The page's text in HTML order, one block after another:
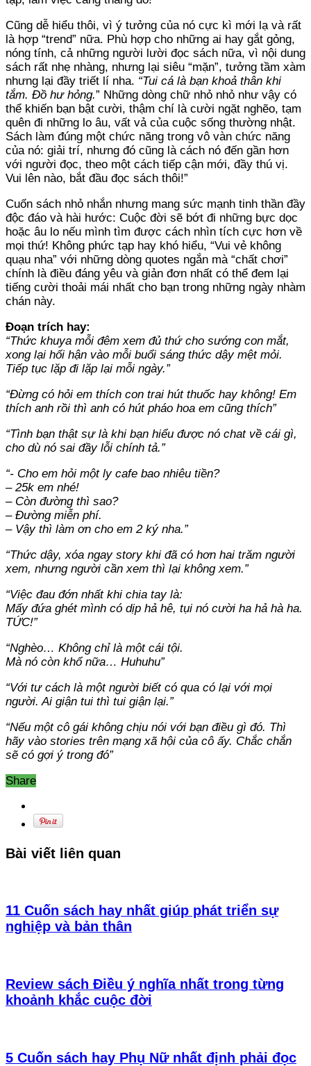
Cũng dễ hiểu thôi, vì ý tưởng của nó cực kì mới lạ và rất
là hợp “trend” nữa. Phù hợp cho những ai hay gắt gỏng,
nóng tính, cả những người lười đọc sách nữa, vì nội dung
sách rất nhẹ nhàng, nhưng lại siêu “mặn”, tưởng tầm xàm
nhưng lại đầy triết lí nha. “Tui cá là bạn khoả thân khi
tắm. Đồ hư hỏng.” Những dòng chữ nhỏ nhỏ như vậy có
thể khiến bạn bật cười, thậm chí là cười ngặt nghẽo, tạm
quên đi những lo âu, vất vả của cuộc sống thường nhật.
Sách làm đúng một chức năng trong vô vàn chức năng
của nó: giải trí, nhưng đó cũng là cách nó đến gần hơn
với người đọc, theo một cách tiếp cận mới, đầy thú vị.
Vui lên nào, bắt đầu đọc sách thôi!”
Cuốn sách nhỏ nhắn nhưng mang sức mạnh tinh thần đầy
độc đáo và hài hước: Cuộc đời sẽ bớt đi những bực dọc
hoặc âu lo nếu mình tìm được cách nhìn tích cực hơn về
mọi thứ! Không phức tạp hay khó hiểu, “Vui vẻ không
quạu nha” với những dòng quotes ngắn mà “chất chơi”
chính là điều đáng yêu và giản đơn nhất có thể đem lại
tiếng cười thoải mái nhất cho bạn trong những ngày nhàm
chán này.
Đoạn trích hay:
“Thức khuya mỗi đêm xem đủ thứ cho sướng con mắt,
xong lại hối hận vào mỗi buổi sáng thức dậy mệt mỏi.
Tiếp tục lặp đi lặp lại mỗi ngày.”
“Đừng có hỏi em thích con trai hút thuốc hay không! Em
thích anh rồi thì anh có hút pháo hoa em cũng thích”
“Tình bạn thật sự là khi bạn hiểu được nó chat về cái gì,
cho dù nó sai đầy lỗi chính tả.”
“- Cho em hỏi một ly cafe bao nhiêu tiền?
– 25k em nhé!
– Còn đường thì sao?
– Đường miễn phí.
– Vậy thì làm ơn cho em 2 ký nha.”
“Thức dậy, xóa ngay story khi đã có hơn hai trăm người
xem, nhưng người cần xem thì lại không xem.”
“Việc đau đớn nhất khi chia tay là:
Mấy đứa ghét mình có dịp hả hê, tụi nó cười ha hả hà ha.
TỨC!”
“Nghèo… Không chỉ là một cái tội.
Mà nó còn khổ nữa… Huhuhu”
“Với tư cách là một người biết có qua có lại với mọi
người. Ai giận tui thì tui giận lại.”
“Nếu một cô gái không chịu nói với bạn điều gì đó. Thì
hãy vào stories trên mạng xã hội của cô ấy. Chắc chắn
sẽ có gợi ý trong đó”
Share
Bài viết liên quan
11 Cuốn sách hay nhất giúp phát triển sự
nghiệp và bản thân
Review sách Điều ý nghĩa nhất trong từng
khoảnh khắc cuộc đời
5 Cuốn sách hay Phụ Nữ nhất định phải đọc